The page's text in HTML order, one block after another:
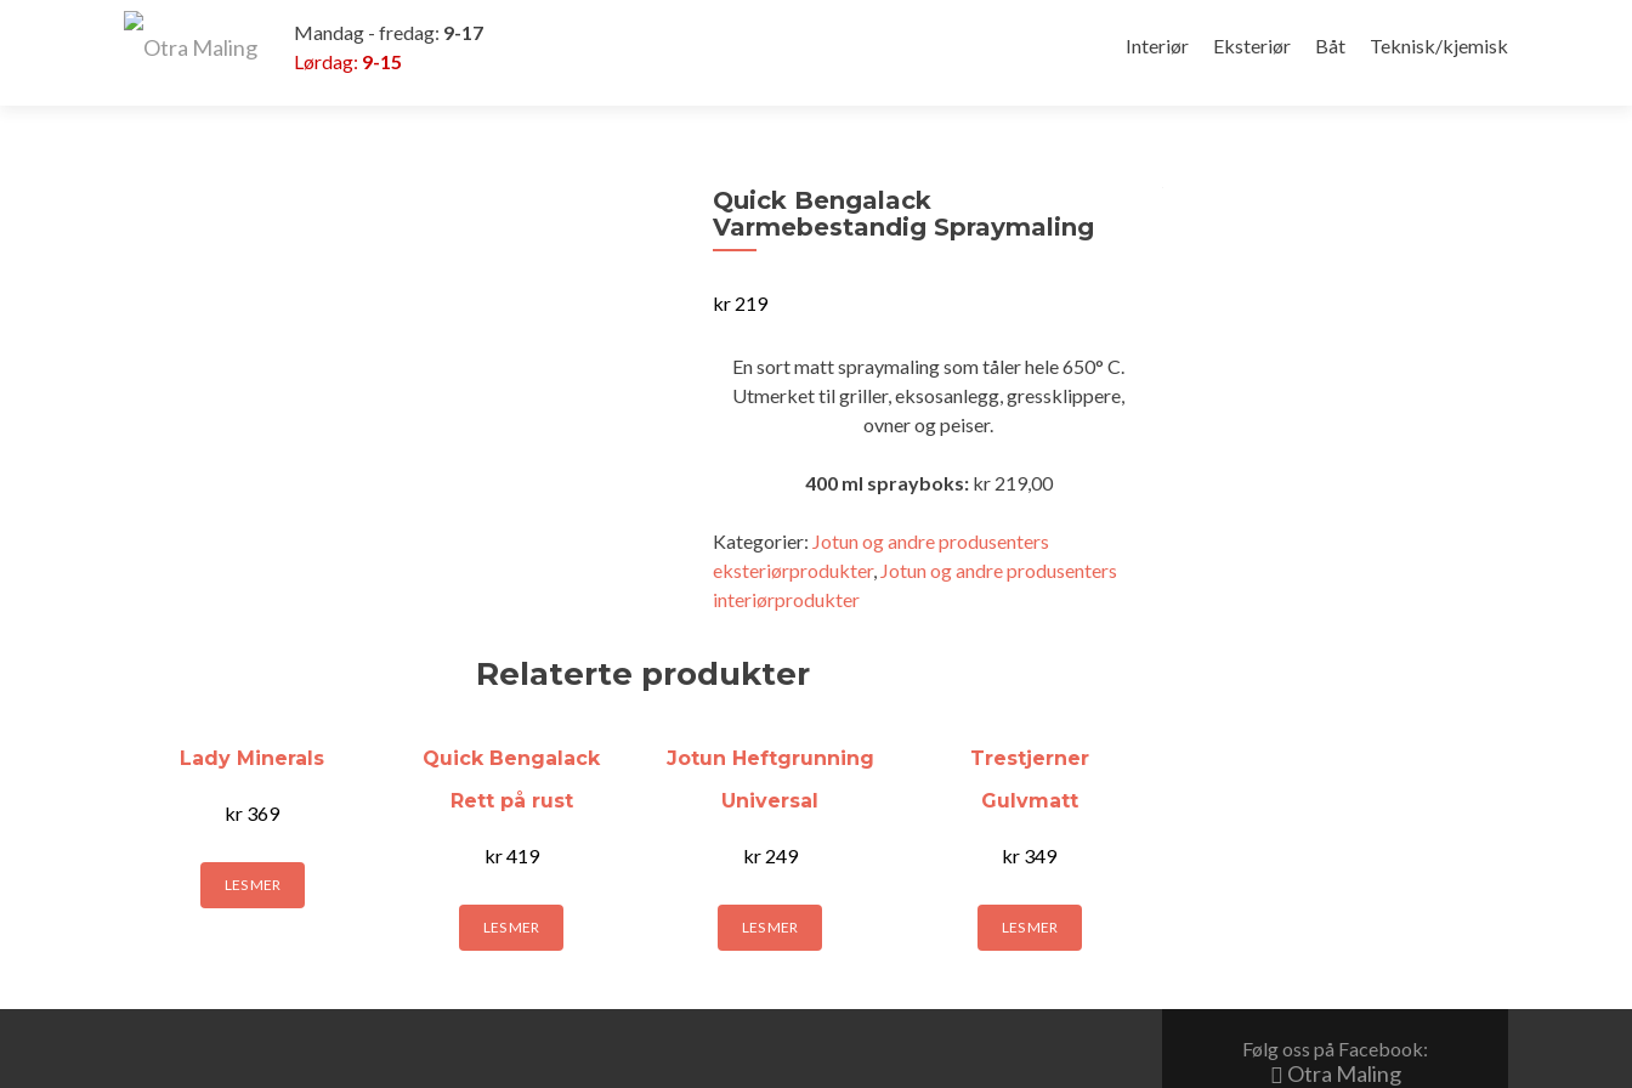
Mandag - fredag: 9-17
Lørdag: 9-15
til
Interiør Eksteriør Båt Teknisk/kjemisk
Quick Bengalack
Varmebestandig Spraymaling
kr 219
En sort matt spraymaling som tåler hele 650° C.
Utmerket til griller, eksosanlegg, gressklippere,
ovner og peiser.
400 ml sprayboks:kr 219,00
Kategorier: Jotun og andre produsenters
eksteriørprodukter, Jotun og andre produsenters
interiørprodukter
Relaterte produkter
Lady Minerals
kr 369
LES MER
Quick Bengalack
Rett på rust
kr419
LES MER
Jotun Heftgrunning
Universal
kr249
LES MER
Trestjerner
Gulvmatt
kr 349
LES MER
Følg oss på Facebook:
Otra Maling